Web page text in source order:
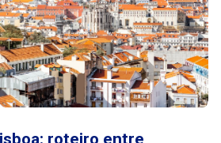
roteiro entre